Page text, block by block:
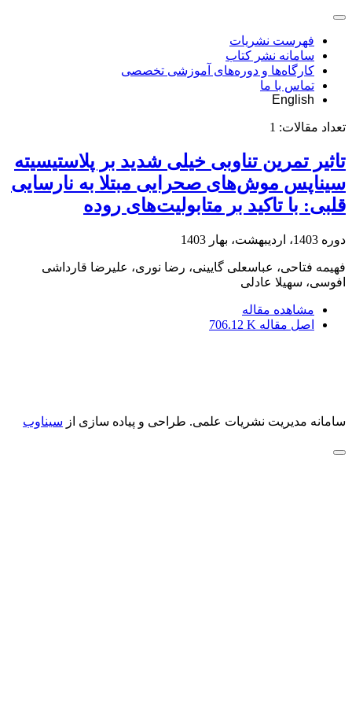
فهرست نشریات
سامانه نشر کتاب
کارگاه‌ها و دوره‌های آموزشی تخصصی
تماس با ما
English
تعداد مقالات: 1
تاثیر تمرین تناوبی خیلی شدید بر پلاستیسیته
سیناپس موش‌های صحرایی مبتلا به نارسایی
قلبی: با تاکید بر متابولیت‌های روده
دوره 1403، اردیبهشت، بهار 1403
فهیمه فتاحی، عباسعلی گایینی، رضا نوری، علیرضا قارداشی
افوسی، سهیلا عادلی
مشاهده مقاله
اصل مقاله 706.12 K
سامانه مدیریت نشریات علمی. طراحی و پیاده سازی از سیناوب